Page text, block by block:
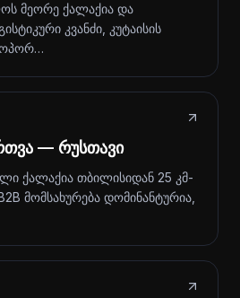
მეორე ქალაქია და
კვანძი, კუტაისის
— რუსთავი
ქალაქია თბილისიდან 25 კმ-
მომსახურება დომინანტურია,